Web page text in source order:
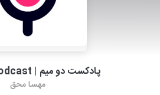
پادکست دو میم | DoMim Podcast
مهسا محق